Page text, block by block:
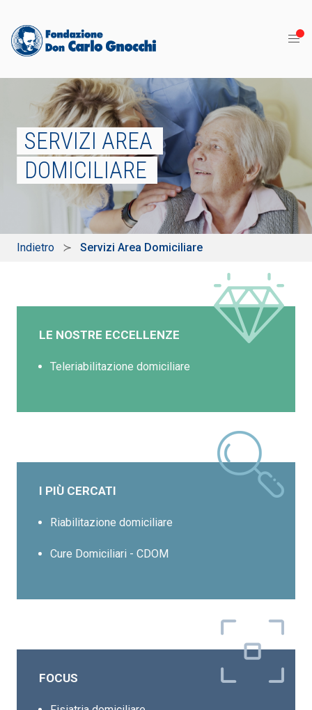
SERVIZI AREA
DOMICILIARE
Indietro Servizi Area Domiciliare
LE NOSTRE ECCELLENZE
Teleriabilitazione domiciliare
I PIÙ CERCATI
Riabilitazione domiciliare
Cure Domiciliari - CDOM
FOCUS